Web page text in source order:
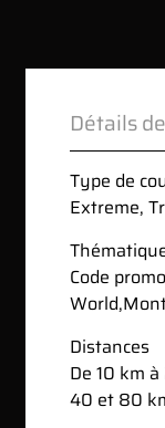
Détails
Type de
Extreme,
Code promo
World,
Distances
De 10 km
40 et 80